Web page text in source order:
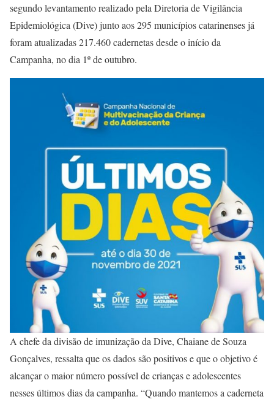
segundo levantamento realizado pela Diretoria de Vigilância
Epidemiológica (Dive) junto aos 295 municípios catarinenses já
foram atualizadas 217.460 cadernetas desde o início da
Campanha, no dia 1º de outubro.
A chefe da divisão de imunização da Dive, Chaiane de Souza
Gonçalves, ressalta que os dados são positivos e que o objetivo é
alcançar o maior número possível de crianças e adolescentes
nesses últimos dias da campanha. “Quando mantemos a caderneta